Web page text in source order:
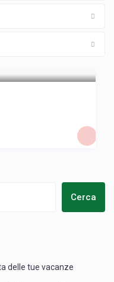
Cerca
delle tue vacanze